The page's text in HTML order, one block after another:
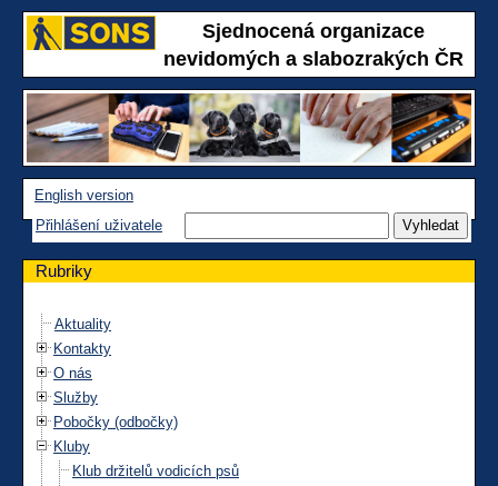
Sjednocená organizace
nevidomých a slabozrakých ČR
English version
Přihlášení uživatele
Rubriky
Aktuality
Kontakty
O nás
Služby
Pobočky (odbočky)
Kluby
Klub držitelů vodicích psů